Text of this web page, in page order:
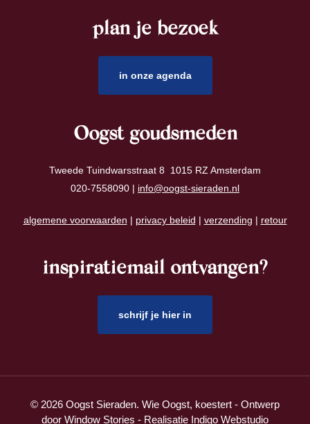
plan je bezoek
in onze agenda
Oogst goudsmeden
Tweede Tuindwarsstraat 8 1015 RZ Amsterdam
020-7558090 | info@oogst-sieraden.nl
algemene voorwaarden | privacy beleid | verzending | retour
inspiratiemail ontvangen?
schrijf je hier in
© 2026 Oogst Sieraden. Wie Oogst, koestert - Ontwerp
door Window Stories - Realisatie Indigo Webstudio